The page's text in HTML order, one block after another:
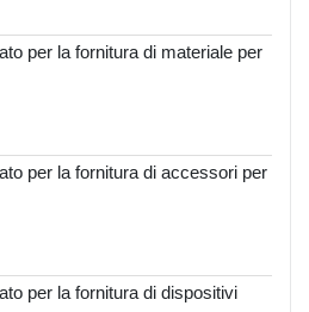
per la fornitura di materiale per
per la fornitura di accessori per
per la fornitura di dispositivi